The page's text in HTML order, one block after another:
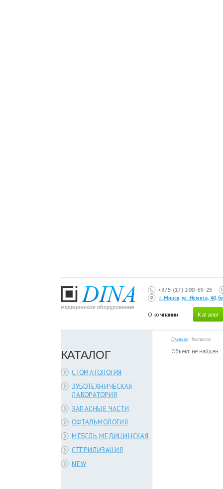
+375 (17) 200-69-25
г. Минск, ул. Немига, 40,
О компании Каталог
КАТАЛОГ
СТОМАТОЛОГИЯ
ЗУБОТЕХНИЧЕСКАЯ
ЛАБОРАТОРИЯ
ЗАПАСНЫЕ ЧАСТИ
ОФТАЛЬМОЛОГИЯ
МЕБЕЛЬ МЕДИЦИНСКАЯ
СТЕРИЛИЗАЦИЯ
NEW
Главная /Каталог
Объект не найден